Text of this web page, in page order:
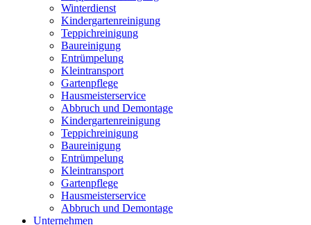
Winterdienst
Kindergartenreinigung
Teppichreinigung
Baureinigung
Entrümpelung
Kleintransport
Gartenpflege
Hausmeisterservice
Abbruch und Demontage
Kindergartenreinigung
Teppichreinigung
Baureinigung
Entrümpelung
Kleintransport
Gartenpflege
Hausmeisterservice
Abbruch und Demontage
Unternehmen